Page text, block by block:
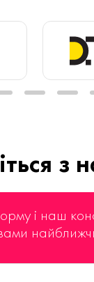
з
і наш